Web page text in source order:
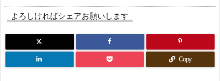
よろしければシェアお願いします
Copy